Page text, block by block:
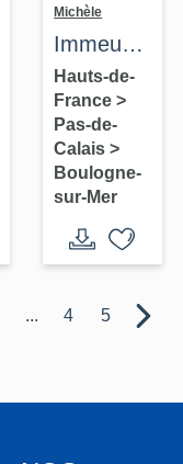
Michèle
Immeuble
à
logements
(immeubles
jumeaux)
Hauts-de-
France>
Pas-de-
Calais>
Boulogne-
sur-Mer
... 4 5